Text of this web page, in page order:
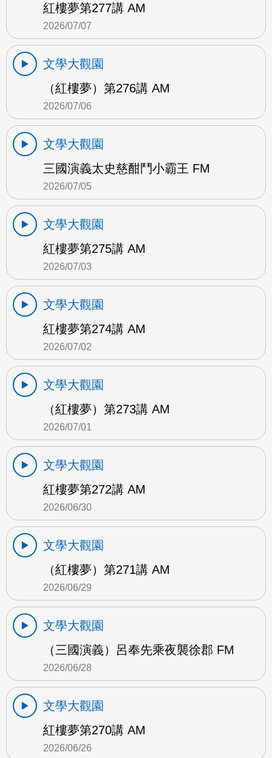
紅樓夢第277講 AM
2026/07/07
文學大觀園
（紅樓夢）第276講 AM
2026/07/06
文學大觀園
三國演義太史慈酣鬥小霸王 FM
2026/07/05
文學大觀園
紅樓夢第275講 AM
2026/07/03
文學大觀園
紅樓夢第274講 AM
2026/07/02
文學大觀園
（紅樓夢）第273講 AM
2026/07/01
文學大觀園
紅樓夢第272講 AM
2026/06/30
文學大觀園
（紅樓夢）第271講 AM
2026/06/29
文學大觀園
（三國演義）呂奉先乘夜襲徐郡 FM
2026/06/28
文學大觀園
紅樓夢第270講 AM
2026/06/26